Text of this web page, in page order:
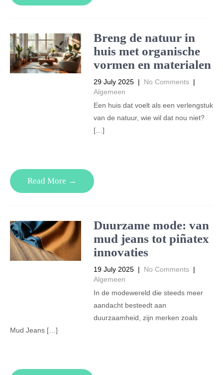
Breng de natuur in
huis met organische
vormen en materialen
29 July 2025 | No Comments |
Algemeen
Een huis dat voelt als een verlengstuk
van de natuur, wie wil dat nou niet?
[…]
Read More →
Duurzame mode: van
mud jeans tot piñatex
innovaties
19 July 2025 | No Comments |
Algemeen
In de modewereld die steeds meer
aandacht besteedt aan
duurzaamheid, zijn merken zoals
Mud Jeans […]